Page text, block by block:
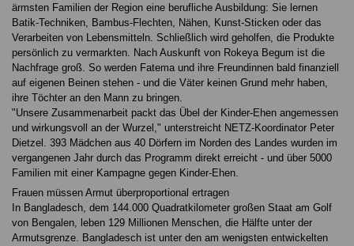
ärmsten Familien der Region eine berufliche Ausbildung: Sie lernen
Batik-Techniken, Bambus-Flechten, Nähen, Kunst-Sticken oder das
Verarbeiten von Lebensmitteln. Schließlich wird geholfen, die Produkte
persönlich zu vermarkten. Nach Auskunft von Rokeya Begum ist die
Nachfrage groß. So werden Fatema und ihre Freundinnen bald finanziell
auf eigenen Beinen stehen - und die Väter keinen Grund mehr haben,
ihre Töchter an den Mann zu bringen.
"Unsere Zusammenarbeit packt das Übel der Kinder-Ehen angemessen
und wirkungsvoll an der Wurzel," unterstreicht NETZ-Koordinator Peter
Dietzel. 393 Mädchen aus 40 Dörfern im Norden des Landes wurden im
vergangenen Jahr durch das Programm direkt erreicht - und über 5000
Familien mit einer Kampagne gegen Kinder-Ehen.
Frauen müssen Armut überproportional ertragen
In Bangladesch, dem 144.000 Quadratkilometer großen Staat am Golf
von Bengalen, leben 129 Millionen Menschen, die Hälfte unter der
Armutsgrenze. Bangladesch ist unter den am wenigsten entwickelten